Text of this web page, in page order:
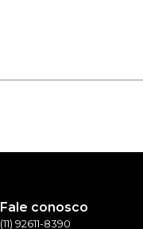
Fale conosco
(11) 92611-8390